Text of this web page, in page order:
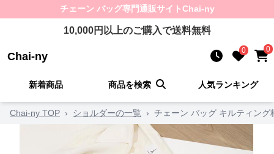
チェーン バッグ専門通販サイトChai-ny
10,000円以上のご購入で送料無料
Chai-ny 0 0
新着商品 商品を検索 人気ランキング
Chai-ny TOP › ショルダーの一覧 › チェーン バッグ キルティン